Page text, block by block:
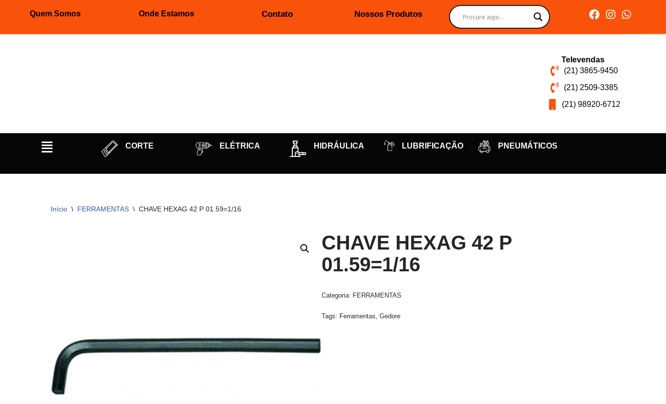
Quem Somos Onde Estamos Contato Nossos Produtos
Televendas
(21) 3865-9450
(21) 2509-3385
(21) 98920-6712
CORTE ELÉTRICA HIDRÁULICA LUBRIFICAÇÃO PNEUMÁTICOS
Início \ FERRAMENTAS \ CHAVE HEXAG 42 P 01.59=1/16
CHAVE HEXAG 42 P
01.59=1/16
Categoria: FERRAMENTAS
Tags: Ferramentas,Gedore